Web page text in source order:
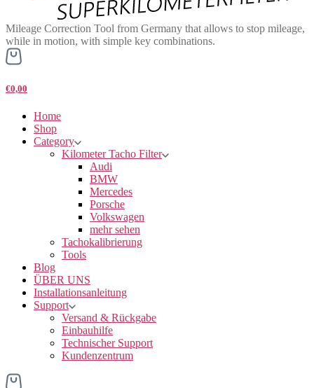
Mileage Correction Tool from Germany that allows to stop mileage,
while in motion, with simple key combinations.
€0,00
Home
Shop
Category
Kilometer Tacho Filter
Audi
BMW
Mercedes
Porsche
Volkswagen
mehr sehen
Tachokalibrierung
Tools
Blog
ÜBER UNS
Installationsanleitung
Support
Versand & Rückgabe
Einbauhilfe
Technischer Support
Kundenzentrum